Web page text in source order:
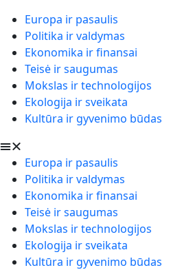
Europa ir pasaulis
Politika ir valdymas
Ekonomika ir finansai
Teisė ir saugumas
Mokslas ir technologijos
Ekologija ir sveikata
Kultūra ir gyvenimo būdas
Europa ir pasaulis
Politika ir valdymas
Ekonomika ir finansai
Teisė ir saugumas
Mokslas ir technologijos
Ekologija ir sveikata
Kultūra ir gyvenimo būdas